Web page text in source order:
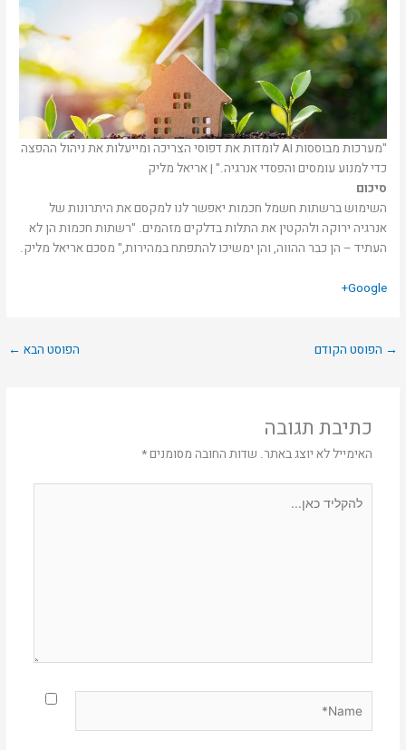
"מערכות מבוססות AI לומדות את דפוסי הצריכה ומייעלות את ניהול ההפצה
כדי למנוע עומסים והפסדי אנרגיה." | אריאל מליק
סיכום
השימוש ברשתות חשמל חכמות יאפשר לנו למקסם את היתרונות של
אנרגיה ירוקה ולהקטין את התלות בדלקים מזהמים. "רשתות חכמות הן לא
העתיד – הן כבר ההווה, והן ימשיכו להתפתח במהירות," מסכם אריאל מליק.
Google+
→ הפוסט הקודם הפוסט הבא ←
כתיבת תגובה
האימייל לא יוצג באתר. שדות החובה מסומנים*
כאן...